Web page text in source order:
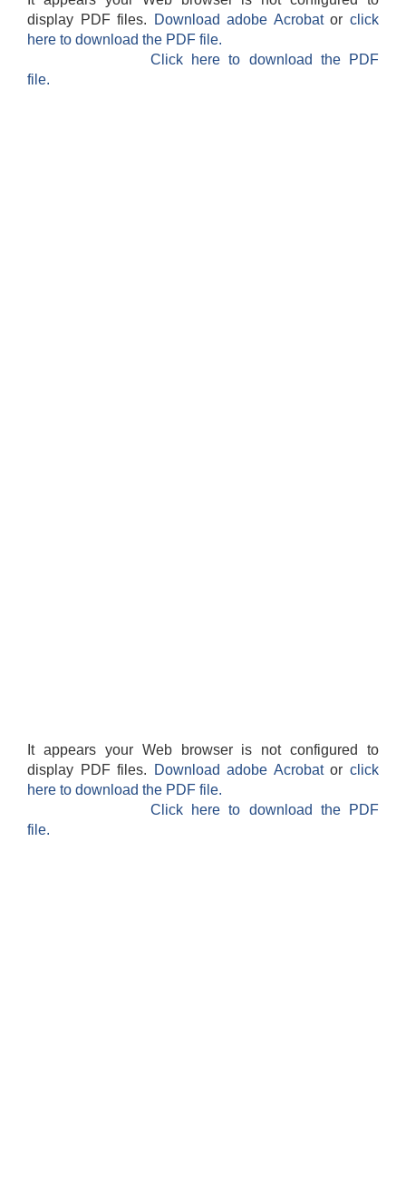
display PDF files.
Download adobe Acrobatorclick
here to download the PDF file.
Click here to download the PDF
file.
It appears your Web browser is not configured to
display PDF files.
Download adobe Acrobatorclick
here to download the PDF file.
Click here to download the PDF
file.